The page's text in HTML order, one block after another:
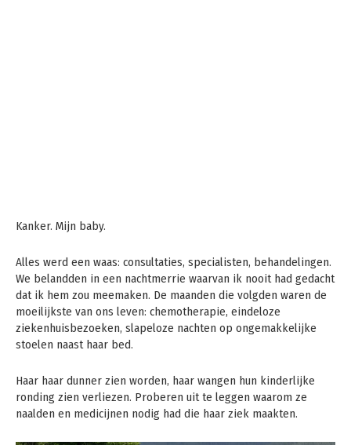
Kanker. Mijn baby.
Alles werd een waas: consultaties, specialisten, behandelingen.
We belandden in een nachtmerrie waarvan ik nooit had gedacht
dat ik hem zou meemaken. De maanden die volgden waren de
moeilijkste van ons leven: chemotherapie, eindeloze
ziekenhuisbezoeken, slapeloze nachten op ongemakkelijke
stoelen naast haar bed.
Haar haar dunner zien worden, haar wangen hun kinderlijke
ronding zien verliezen. Proberen uit te leggen waarom ze
naalden en medicijnen nodig had die haar ziek maakten.